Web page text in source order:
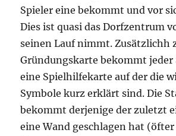
Spieler eine bekommt und vor
Dies ist quasi das Dorfzentrum
seinen Lauf nimmt. Zusätzlichh
Gründungskarte bekommt jeder
eine Spielhilfekarte auf der die
Symbole kurz erklärt sind. Die
bekommt derjenige der zuletzt
eine Wand geschlagen hat (öfter